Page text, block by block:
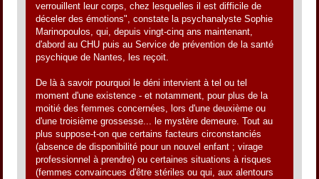
verrouillent leur corps, chez lesquelles il est difficile de
déceler des émotions", constate la psychanalyste Sophie
Marinopoulos, qui, depuis vingt-cinq ans maintenant,
d'abord au CHU puis au Service de prévention de la santé
psychique de Nantes, les reçoit.
De là à savoir pourquoi le déni intervient à tel ou tel
moment d'une existence - et notamment, pour plus de la
moitié des femmes concernées, lors d'une deuxième ou
d'une troisième grossesse... le mystère demeure. Tout au
plus suppose-t-on que certains facteurs circonstanciés
(absence de disponibilité pour un nouvel enfant ; virage
professionnel à prendre) ou certaines situations à risques
(femmes convaincues d'être stériles ou qui, aux alentours